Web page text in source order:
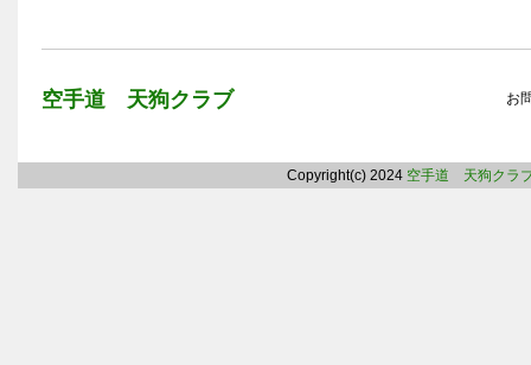
空手道 天狗クラブ お
Copyright(c) 2024 空手道 天狗クラ